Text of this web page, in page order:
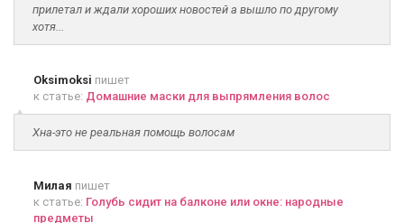
прилетал и ждали хороших новостей а вышло по другому
хотя...
Oksimoksi пишет
к статье: Домашние маски для выпрямления волос
Хна-это не реальная помощь волосам
Милая пишет
к статье: Голубь сидит на балконе или окне: народные
предметы